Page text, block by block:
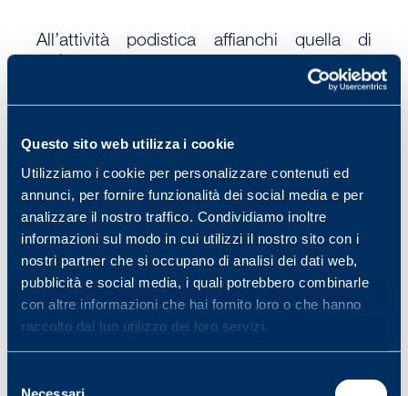
Questo sito web utilizza i cookie
Utilizziamo i cookie per personalizzare contenuti ed
annunci, per fornire funzionalità dei social media e per
analizzare il nostro traffico. Condividiamo inoltre
informazioni sul modo in cui utilizzi il nostro sito con i
nostri partner che si occupano di analisi dei dati web,
pubblicità e social media, i quali potrebbero combinarle
con altre informazioni che hai fornito loro o che hanno
raccolto dal tuo utilizzo dei loro servizi.
All’attività podistica affianchi quella di
mia vena letteraria. Nel 2013 ho pubblicato
tecnico-scientifico incentrato sul benessere
psicofisico della persona. In cantiere ho un
secondo libro, un romanzo surreale con
temi di attualità. Un intreccio di sentimenti e
mistero, da sempre motori dell’agire umano.
A metà strada tra la fiction e il saggio
motivazionale, sarà un banco di prova
significativo.
A New York City hai corso con la